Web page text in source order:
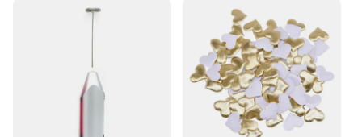
suppliers looking to stock up on high-quality party
supplies. Whether you're looking to create a
cohesive set or purchase individual pieces,
PartyDelight offers the flexibility to meet your
needs. With its vibrant gold sequin pattern and
functional design, this throw is sure to be a hit at
any event or as a cherished addition to your home